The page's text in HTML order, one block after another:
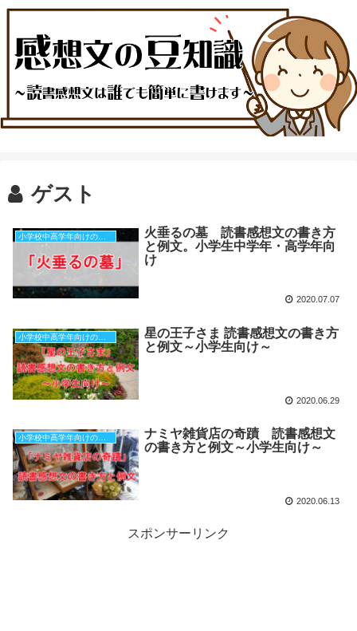
ゲスト
火垂るの墓 読書感想文の書き方
と例文。小学生中学年・高学年向
け
2020.07.07
星の王子さま 読書感想文の書き方
と例文～小学生向け～
2020.06.29
小学校中高学年向けの本（原稿用紙３枚分）
ナミヤ雑貨店の奇蹟 読書感想文
の書き方と例文～小学生向け～
2020.06.13
スポンサーリンク